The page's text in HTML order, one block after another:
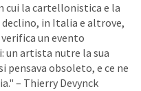
cui la cartellonistica e la
in Italia e altrove,
un evento
artista nutre la sua
obsoleto, e ce ne
– Thierry Devynck